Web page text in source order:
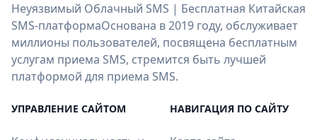
Неуязвимый Облачный SMS | Бесплатная Китайская
SMS-платформаОснована в 2019 году, обслуживает
миллионы пользователей, посвящена бесплатным
услугам приема SMS, стремится быть лучшей
платформой для приема SMS.
УПРАВЛЕНИЕ САЙТОМ НАВИГАЦИЯ ПО САЙТУ